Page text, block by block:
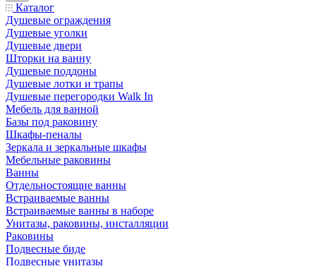
Каталог
Душевые ограждения
Душевые уголки
Душевые двери
Шторки на ванну
Душевые поддоны
Душевые лотки и трапы
Душевые перегородки Walk In
Мебель для ванной
Базы под раковину
Шкафы-пеналы
Зеркала и зеркальные шкафы
Мебельные раковины
Ванны
Отдельностоящие ванны
Встраиваемые ванны
Встраиваемые ванны в наборе
Унитазы, раковины, инсталляции
Раковины
Подвесные биде
Подвесные унитазы